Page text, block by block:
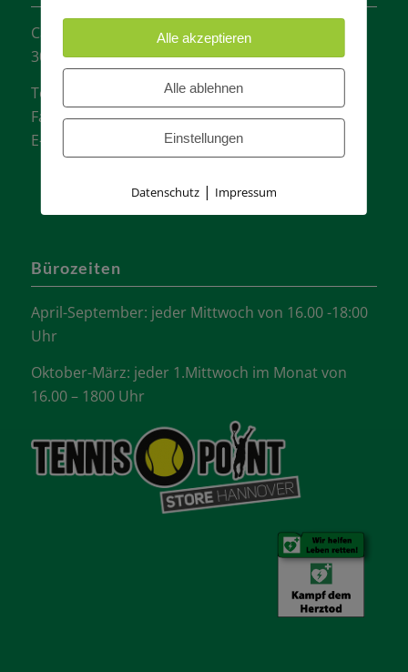
Carl-Loges-Str.12
30657 Hannover
Tel.: + 49 511- 6046340
Fax: + 49 511- 601048
E-Mail:
info@tvgw-hannover.de
Bürozeiten
April-September: jeder Mittwoch von 16.00 -18:00
Uhr
Oktober-März: jeder 1.Mittwoch im Monat von
16.00 – 1800 Uhr
Alle akzeptieren
Alle ablehnen
Einstellungen
Datenschutz| Impressum